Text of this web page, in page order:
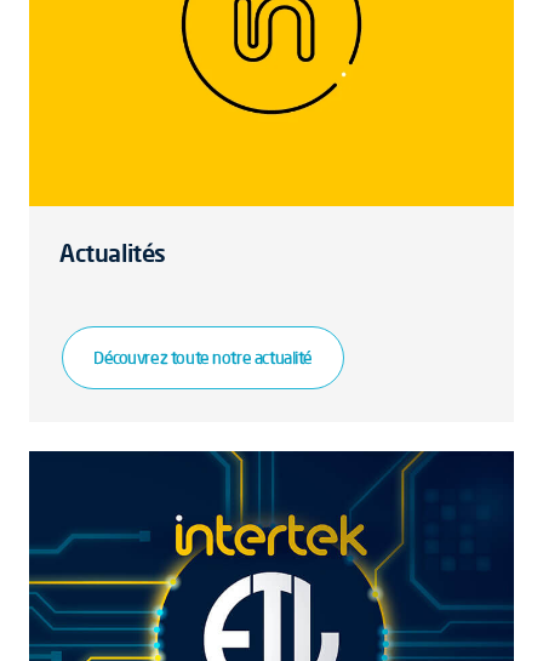
Actualités
Découvrez toute notre actualité